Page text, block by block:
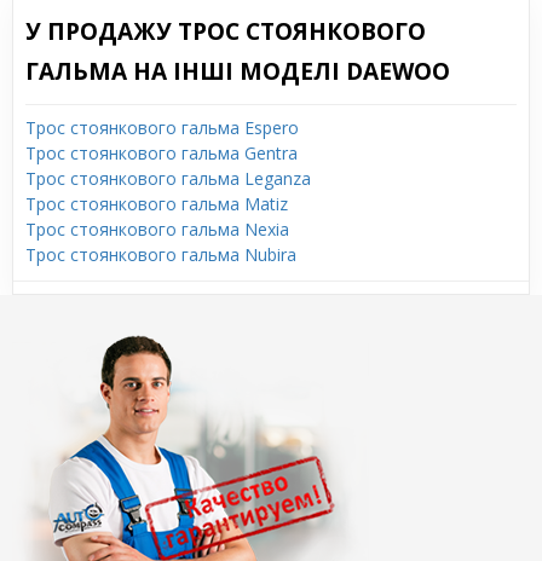
У ПРОДАЖУ ТРОС СТОЯНКОВОГО
ГАЛЬМА НА ІНШІ МОДЕЛІ DAEWOO
Трос стоянкового гальма Espero
Трос стоянкового гальма Gentra
Трос стоянкового гальма Leganza
Трос стоянкового гальма Matiz
Трос стоянкового гальма Nexia
Трос стоянкового гальма Nubira